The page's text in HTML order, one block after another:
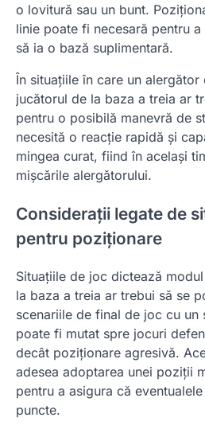
o lovitură sau un bunt.
linie poate fi necesară pentru
să ia o bază suplimentară.
În situațiile în care un alergător
jucătorul de la baza a treia ar
pentru o posibilă manevră de
necesită o reacție rapidă și
mingea curat, fiind în același
mișcările alergătorului.
Considerații legate de
pentru poziționare
Situațiile de joc dictează
la baza a treia ar trebui să se
scenariile de final de joc cu un
poate fi mutat spre jocuri
decât poziționare agresivă.
adesea adoptarea unei poziții
pentru a asigura că
puncte.